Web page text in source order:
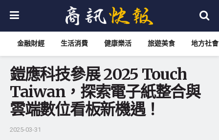
金融財經 生活消費 健康樂活 旅遊美食 地方社會
鎧應科技參展 2025 Touch
Taiwan，探索電子紙整合與
雲端數位看板新機遇！
2025-03-31